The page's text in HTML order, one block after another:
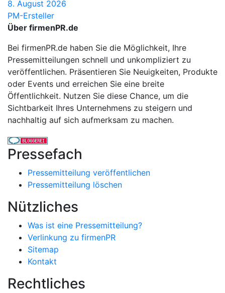
8. August 2026
PM-Ersteller
Über firmenPR.de
Bei firmenPR.de haben Sie die Möglichkeit, Ihre
Pressemitteilungen schnell und unkompliziert zu
veröffentlichen. Präsentieren Sie Neuigkeiten, Produkte
oder Events und erreichen Sie eine breite
Öffentlichkeit. Nutzen Sie diese Chance, um die
Sichtbarkeit Ihres Unternehmens zu steigern und
nachhaltig auf sich aufmerksam zu machen.
Pressefach
Pressemitteilung veröffentlichen
Pressemitteilung löschen
Nützliches
Was ist eine Pressemitteilung?
Verlinkung zu firmenPR
Sitemap
Kontakt
Rechtliches